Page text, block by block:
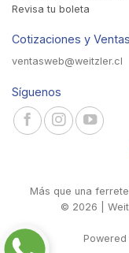
Revisa tu boleta
Cotizaciones y Ventas
ventasweb@weitzler.cl
Síguenos
Más que una
© 2026 |